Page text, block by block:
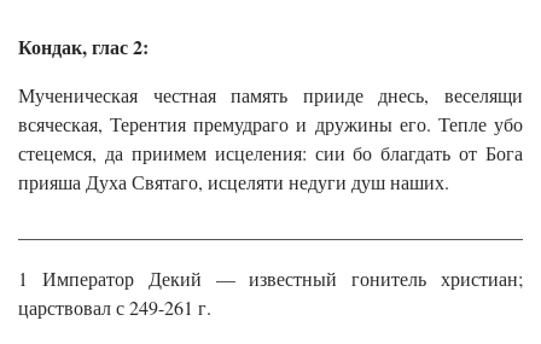
Кондак, глас 2:
Мученическая честная память прииде днесь, веселящи
всяческая, Терентия премудраго и дружины его. Тепле убо
стецемся, да приимем исцеления: сии бо благдать от Бога
прияша Духа Святаго, исцеляти недуги душ наших.
1 Император Декий — известный гонитель христиан;
царствовал с 249-261 г.